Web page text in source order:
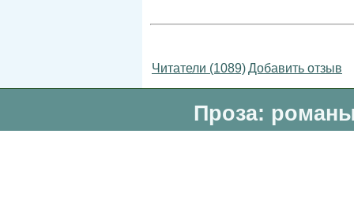
Читатели (1089)Добавить отзыв
Проза: